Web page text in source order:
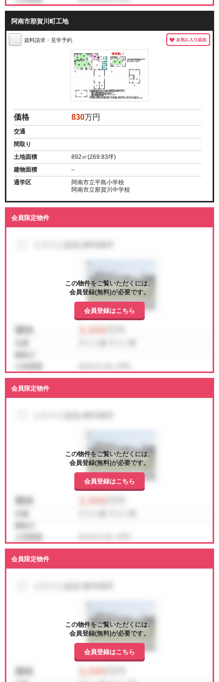
阿南市那賀川町工地
資料請求・見学予約
価格 830万円
交通
間取り
土地面積
892㎡(269.83坪)
建物面積
–
通学区
阿南市立平島小学校
阿南市立那賀川中学校
会員限定物件
この物件をご覧いただくには、
会員登録(無料)が必要です。
会員登録はこちら
会員限定物件
この物件をご覧いただくには、
会員登録(無料)が必要です。
会員登録はこちら
会員限定物件
この物件をご覧いただくには、
会員登録(無料)が必要です。
会員登録はこちら